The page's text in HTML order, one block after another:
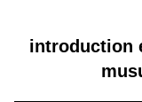
introduction